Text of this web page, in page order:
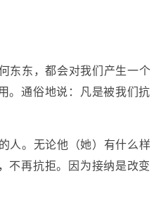
东东，都会对我们产生一个
。通俗地说：凡是被我们抗
人。无论他（她）有什么样
不再抗拒。因为接纳是改变